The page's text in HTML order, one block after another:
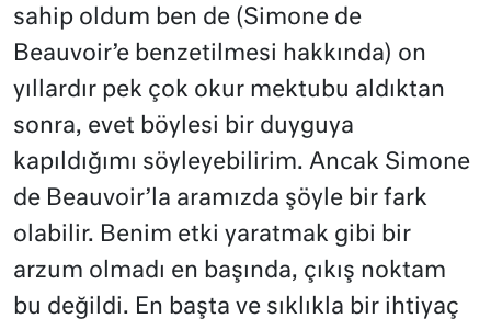
sahip oldum ben de (Simone de
Beauvoir’e benzetilmesi hakkında) on
yıllardır pek çok okur mektubu aldıktan
sonra, evet böylesi bir duyguya
kapıldığımı söyleyebilirim. Ancak Simone
de Beauvoir’la aramızda şöyle bir fark
olabilir. Benim etki yaratmak gibi bir
arzum olmadı en başında, çıkış noktam
bu değildi. En başta ve sıklıkla bir ihtiyaç